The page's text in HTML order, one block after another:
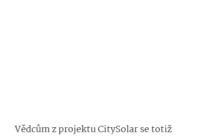
Vědcům z projektu CitySolar se totiž